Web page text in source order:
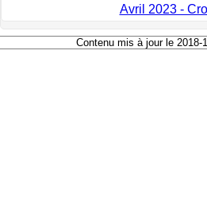
Avril 2023 -
Contenu mis à jour le 2018-